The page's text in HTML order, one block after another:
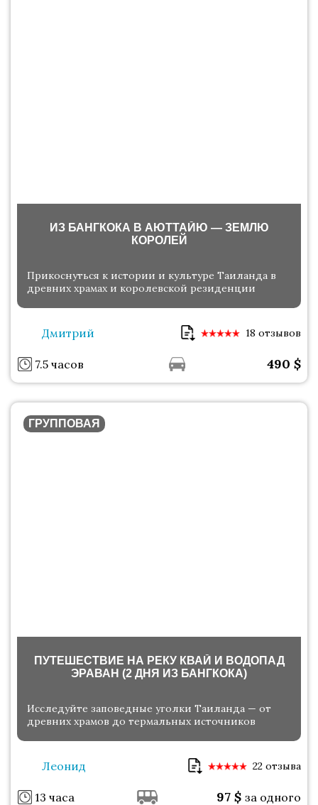
ИЗ БАНГКОКА В АЮТТАЙЮ — ЗЕМЛЮ
КОРОЛЕЙ
Прикоснуться к истории и культуре Таиланда в
древних храмах и королевской резиденции
Дмитрий 18 отзывов
7.5 часов 490 $
ГРУППОВАЯ
ПУТЕШЕСТВИЕ НА РЕКУ КВАЙ И ВОДОПАД
ЭРАВАН (2 ДНЯ ИЗ БАНГКОКА)
Исследуйте заповедные уголки Таиланда — от
древних храмов до термальных источников
Леонид 22 отзыва
13 часа 97 $ за одного